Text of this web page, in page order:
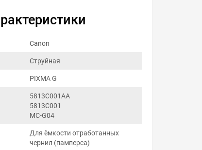
Canon
Струйная
PIXMA G
5813C001AA
5813C001
MC-G04
Для ёмкости отработанных
чернил (памперса)